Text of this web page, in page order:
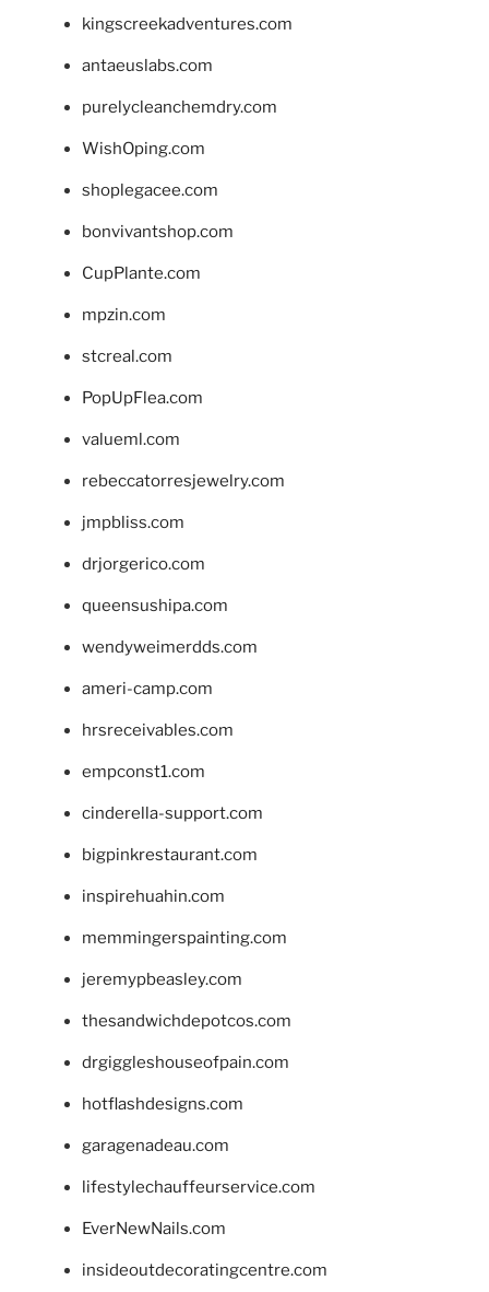
kingscreekadventures.com
antaeuslabs.com
purelycleanchemdry.com
WishOping.com
shoplegacee.com
bonvivantshop.com
CupPlante.com
mpzin.com
stcreal.com
PopUpFlea.com
valueml.com
rebeccatorresjewelry.com
jmpbliss.com
drjorgerico.com
queensushipa.com
wendyweimerdds.com
ameri-camp.com
hrsreceivables.com
empconst1.com
cinderella-support.com
bigpinkrestaurant.com
inspirehuahin.com
memmingerspainting.com
jeremypbeasley.com
thesandwichdepotcos.com
drgiggleshouseofpain.com
hotflashdesigns.com
garagenadeau.com
lifestylechauffeurservice.com
EverNewNails.com
insideoutdecoratingcentre.com